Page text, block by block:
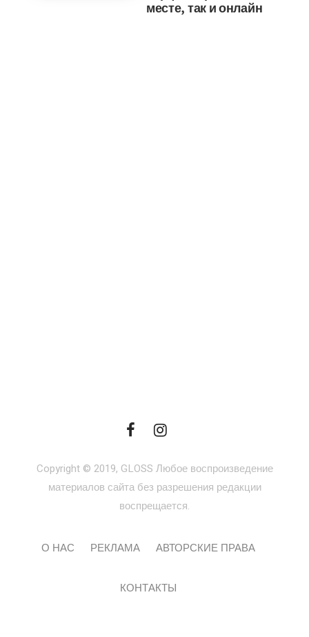
месте, так и онлайн
Copyright © 2019, GLOSS Любое воспроизведение
материалов сайта без разрешения редакции
воспрещается.
О НАС РЕКЛАМА АВТОРСКИЕ ПРАВА
КОНТАКТЫ